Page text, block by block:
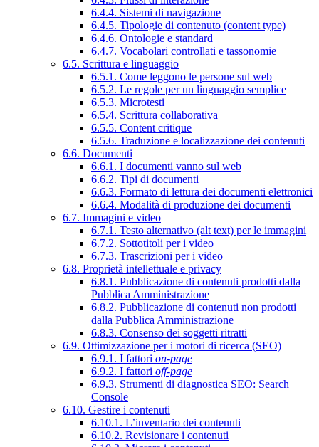
6.4.4. Sistemi di navigazione
6.4.5. Tipologie di contenuto (content type)
6.4.6. Ontologie e standard
6.4.7. Vocabolari controllati e tassonomie
6.5. Scrittura e linguaggio
6.5.1. Come leggono le persone sul web
6.5.2. Le regole per un linguaggio semplice
6.5.3. Microtesti
6.5.4. Scrittura collaborativa
6.5.5. Content critique
6.5.6. Traduzione e localizzazione dei contenuti
6.6. Documenti
6.6.1. I documenti vanno sul web
6.6.2. Tipi di documenti
6.6.3. Formato di lettura dei documenti elettronici
6.6.4. Modalità di produzione dei documenti
6.7. Immagini e video
6.7.1. Testo alternativo (alt text) per le immagini
6.7.2. Sottotitoli per i video
6.7.3. Trascrizioni per i video
6.8. Proprietà intellettuale e privacy
6.8.1. Pubblicazione di contenuti prodotti dalla
Pubblica Amministrazione
6.8.2. Pubblicazione di contenuti non prodotti
dalla Pubblica Amministrazione
6.8.3. Consenso dei soggetti ritratti
6.9. Ottimizzazione per i motori di ricerca (SEO)
6.9.1. I fattori on-page
6.9.2. I fattori off-page
6.9.3. Strumenti di diagnostica SEO: Search
Console
6.10. Gestire i contenuti
6.10.1. L’inventario dei contenuti
6.10.2. Revisionare i contenuti